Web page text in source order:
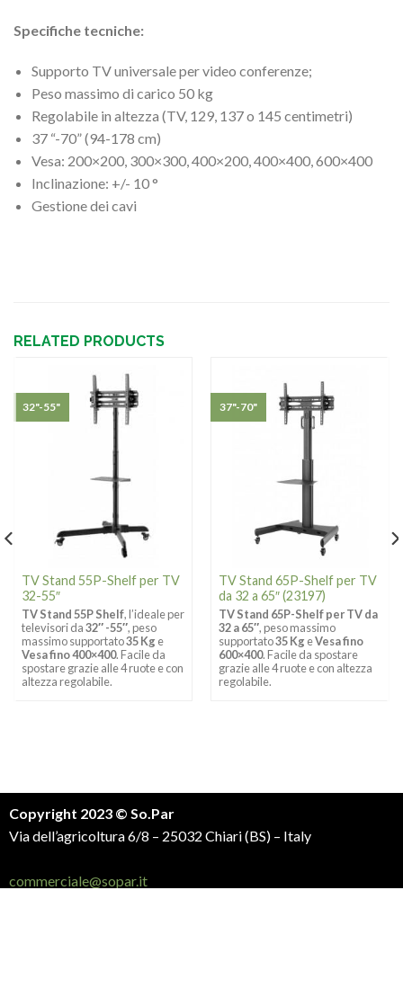
Specifiche tecniche:
Supporto TV universale per video conferenze;
Peso massimo di carico 50 kg
Regolabile in altezza (TV, 129, 137 o 145 centimetri)
37 “-70” (94-178 cm)
Vesa: 200×200, 300×300, 400×200, 400×400, 600×400
Inclinazione: +/- 10 °
Gestione dei cavi
RELATED PRODUCTS
TV Stand 55P-Shelf per TV
32-55″
TV Stand 55P Shelf, l’ideale per
televisori da32″ -55″, peso
massimo supportato35 Kg e
Vesa fino 400×400. Facile da
spostare grazie alle 4 ruote e con
altezza regolabile.
32"-55"
TV Stand 65P-Shelf per TV
da 32 a 65″ (23197)
TV Stand 65P-Shelf per TV da
32 a 65″, peso massimo
supportato35 Kg eVesa fino
600×400. Facile da spostare
grazie alle 4 ruote e con altezza
regolabile.
37"-70"
Copyright 2023 © So.Par
Via dell’agricoltura 6/8 – 25032 Chiari (BS) – Italy
commerciale@sopar.it